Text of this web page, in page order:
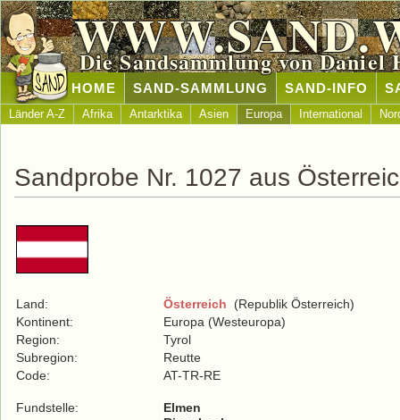
Die Sandsammlung von Daniel
HOME SAND-SAMMLUNG SAND-INFO
Länder A-Z Afrika Antarktika Asien Europa International
Sandprobe Nr. 1027 aus
Land: Österreich (Republik Österreich)
Kontinent:
Europa (Westeuropa)
Region:
Tyrol
Subregion:
Reutte
Code:
AT-TR-RE
Fundstelle:
Elmen